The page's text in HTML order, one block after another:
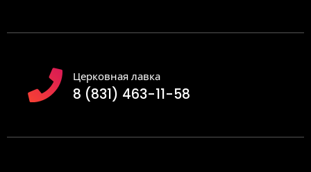
Церковная лавка
8 (831) 463-11-58